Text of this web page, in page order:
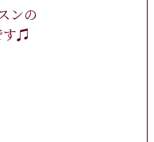
ンの
す♫